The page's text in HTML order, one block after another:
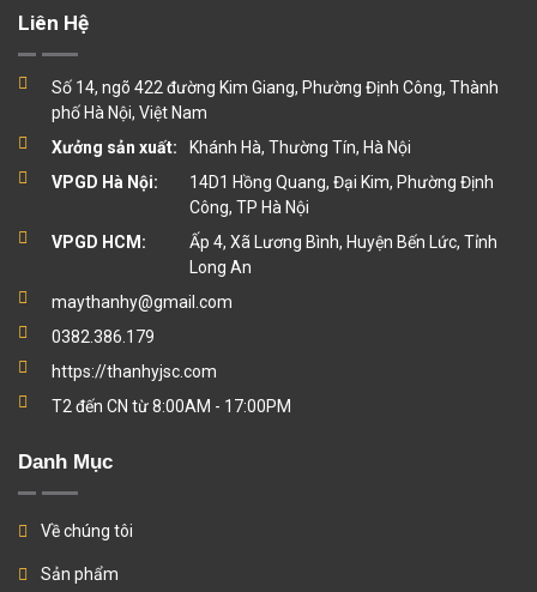
Liên Hệ
Số 14, ngõ 422 đường Kim Giang, Phường Định Công, Thành
phố Hà Nội, Việt Nam
Xưởng sản xuất:
Khánh Hà, Thường Tín, Hà Nội
VPGD Hà Nội:
14D1 Hồng Quang, Đại Kim, Phường Định
Công, TP Hà Nội
VPGD HCM:
Ấp 4, Xã Lương Bình, Huyện Bến Lức, Tỉnh
Long An
maythanhy@gmail.com
0382.386.179
https://thanhyjsc.com
T2 đến CN từ 8:00AM - 17:00PM
Danh Mục
Về chúng tôi
Sản phẩm